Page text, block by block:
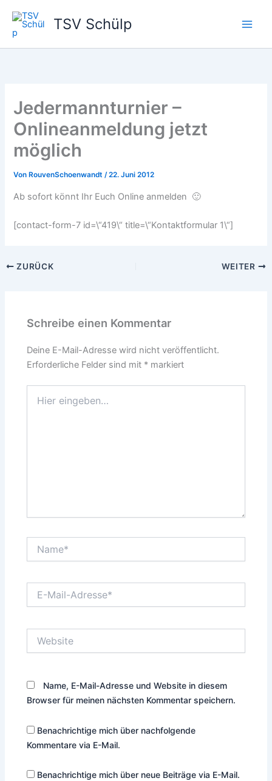
Inhalt
springen
TSV Schülp
Jedermannturnier –
Onlineanmeldung jetzt
möglich
Von RouvenSchoenwandt/22. Juni 2012
Ab sofort könnt Ihr Euch Online anmelden 🙂
[contact-form-7 id=\“419\“ title=\“Kontaktformular 1\“]
ZURÜCK WEITER
Schreibe einen Kommentar
Deine E-Mail-Adresse wird nicht veröffentlicht.
Erforderliche Felder sind mit * markiert
eingeben…
Mail-
Name, E-Mail-Adresse und Website in diesem
Browser für meinen nächsten Kommentar speichern.
Benachrichtige mich über nachfolgende
Kommentare via E-Mail.
Benachrichtige mich über neue Beiträge via E-Mail.